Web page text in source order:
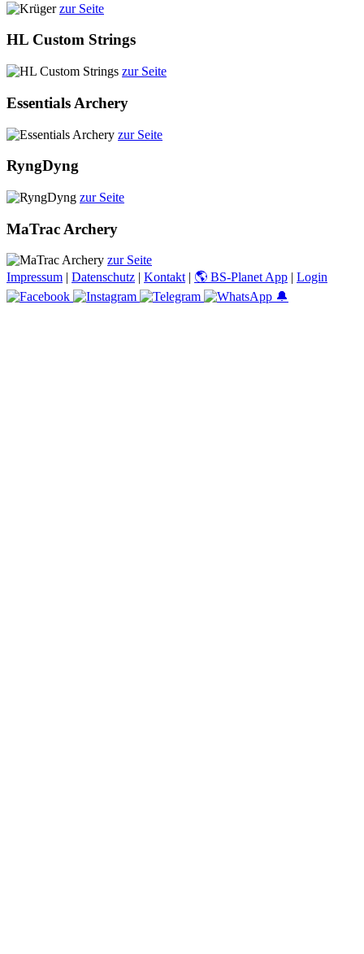
zur Seite
HL Custom Strings
zur Seite
Essentials Archery
zur Seite
RyngDyng
zur Seite
MaTrac Archery
zur Seite
Impressum | Datenschutz | Kontakt | 🌎 BS-Planet App | Login
🔔